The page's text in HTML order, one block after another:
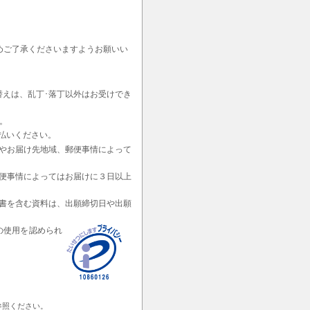
了承くださいますようお願いい
は、乱丁･落丁以外はお受けでき
ください。
お届け先地域、郵便事情によって
事情によってはお届けに３日以上
を含む資料は、出願締切日や出願
使用を認められ
ください。